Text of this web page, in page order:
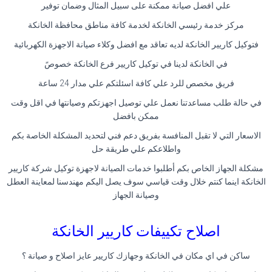
علي افضل صيانة ممكنة على سبيل المثال وضمان توفير
مركز خدمة رئيسي الخانكة لخدمة كافة مناطق محافظة الخانكة
فتوكيل كاريير الخانكة لديه تعاقد مع افضل وكلاء صيانة الاجهزة الكهربائية
في الخانكة لدينا في توكيل كاريير فرع الخانكة خصوصً
فريق مخصص للرد علي كافة اسئلتكم علي مدار 24 ساعة
في حالة طلب مساعدتنا نعمل علي توصيل اجهزتكم وصيانتها في اقل وقت
ممكن بافضل
الاسعار التي لا تقبل المنافسة بفريق دعم فني لتحديد المشكلة الخاصة بكم
واطلاعكم علي طريقة حل
مشكلة الجهاز الخاص بكم أطلبوا خدمات الصيانة لاجهزة توكيل شركة كاريير
الخانكة اينما كنتم خلال وقت قياسي سوف يصل اليكم مهندسنا لمعاينة العطل
وصيانة الجهاز
اصلاح تكييفات كاريير الخانكة
ساكن في اي مكان في الخانكة وجهازك كاريير عايز اصلاح و صيانة ؟